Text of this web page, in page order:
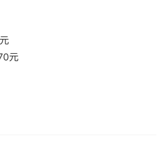
元